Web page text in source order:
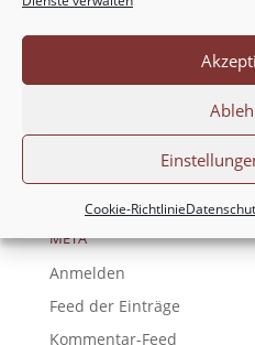
Cookie-Richtlinie
NEUESTE KOMMENTARE
ARCHIV
Keine Kategorien
META
Anmelden
Feed der Einträge
Kommentar-Feed